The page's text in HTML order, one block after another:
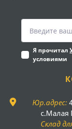
Я прочитал
условиями
Юр.адрес:
с.Малая
Склад